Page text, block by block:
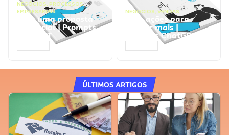
NEGÓCIOS, PROCESSOS
EMPRESARIAIS
Faça uma proposta
comercial | Prompts
ChatGPT
NEGÓCIOS, VENDAS
Faça ações para
vender mais |
Prompts ChatGPT
ÚLTIMOS ARTIGOS